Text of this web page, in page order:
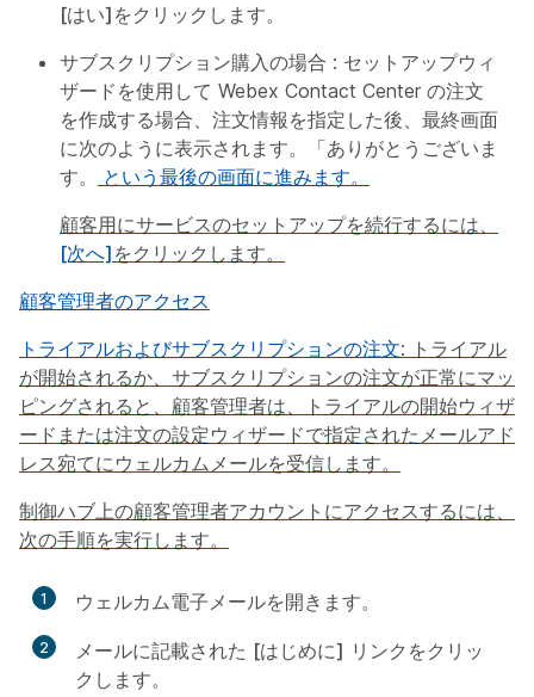
[はい] をクリックします。
サブスクリプション購入の場合 : セットアップウィ
ザードを使用して Webex Contact Center の注文
を作成する場合、注文情報を指定した後、最終画面
に次のように表示されます。「ありがとうございま
す。
という最後の画面に進みます。
顧客用にサービスのセットアップを続行するには、
[次へ] をクリックします。
顧客管理者のアクセス
トライアルおよびサブスクリプションの注文: トライアル
が開始されるか、サブスクリプションの注文が正常にマッ
ピングされると、顧客管理者は、トライアルの開始ウィザ
ードまたは注文の設定ウィザードで指定されたメールアド
レス宛てにウェルカムメールを受信します。
制御ハブ上の顧客管理者アカウントにアクセスするには、
次の手順を実行します。
1 ウェルカム電子メールを開きます。
2 メールに記載された [はじめに] リンクをクリッ
クします。